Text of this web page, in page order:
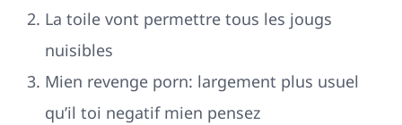
La toile vont permettre tous les jougs
nuisibles
Mien revenge porn: largement plus usuel
qu’il toi negatif mien pensez